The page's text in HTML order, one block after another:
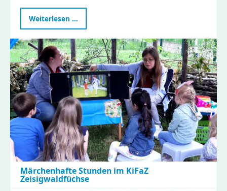
Weiterlesen …
in
guten
Händen
–
Weiterbildung
mit
Sonne,
Regen
und
vielen
Perspektiven
Märchenhafte Stunden im KiFaZ
Zeisigwaldfüchse